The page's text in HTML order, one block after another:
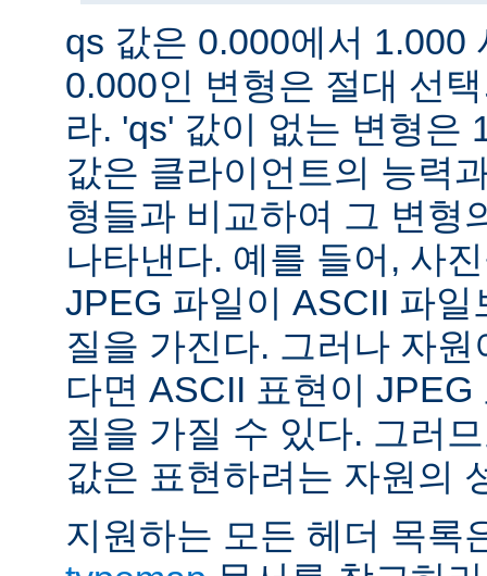
qs 값은 0.000에서 1.000
0.000인 변형은 절대 선
라. 'qs' 값이 없는 변형은
값은 클라이언트의 능력
형들과 비교하여 그 변형
나타낸다. 예를 들어, 사
JPEG 파일이 ASCII 파
질을 가진다. 그러나 자
다면 ASCII 표현이
질을 가질 수 있다. 그러
값은 표현하려는 자원의
지원하는 모든 헤더 목록